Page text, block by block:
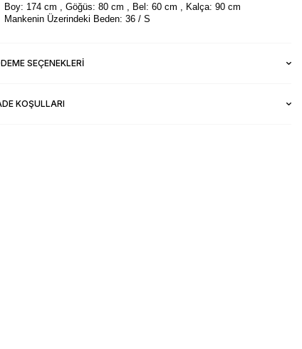
Boy: 174 cm , Göğüs: 80 cm , Bel: 60 cm , Kalça: 90 cm
Mankenin Üzerindeki Beden: 36 / S
SEÇENEKLERI
KOŞULLARI